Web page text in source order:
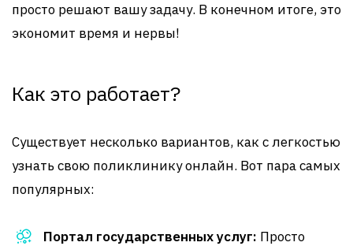
просто решают вашу задачу. В конечном итоге, это
экономит время и нервы!
Как это работает?
Существует несколько вариантов, как с легкостью
узнать свою поликлинику онлайн. Вот пара самых
популярных:
Портал государственных услуг: Просто